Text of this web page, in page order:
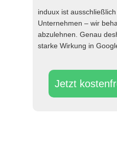
Jetzt
induux ist
Unternehmen – wir
abzulehnen. Genau
starke Wirkung in